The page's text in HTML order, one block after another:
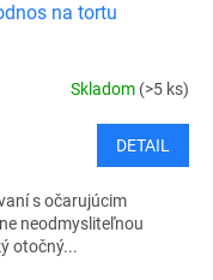
na tortu
Skladom (>5 ks)
DETAIL
s očarujúcim
neodmysliteľnou
otočný...